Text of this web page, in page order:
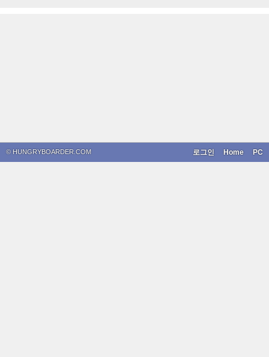
© HUNGRYBOARDER.COM PC
Home
로그인